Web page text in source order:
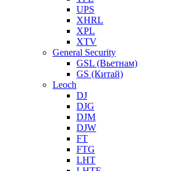
UPS
XHRL
XPL
XTV
General Security
GSL (Вьетнам)
GS (Китай)
Leoch
DJ
DJG
DJM
DJW
FT
FTG
LHT